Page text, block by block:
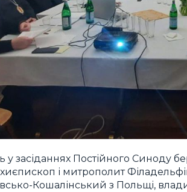
у засіданнях Постійного Синоду
і митрополит
Кошалінський з Польщі,